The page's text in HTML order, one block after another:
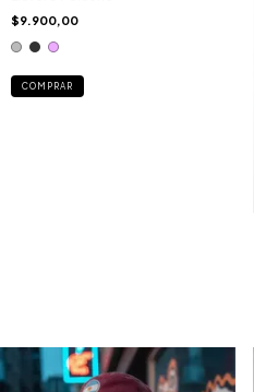
$9.900,00
COMPRAR